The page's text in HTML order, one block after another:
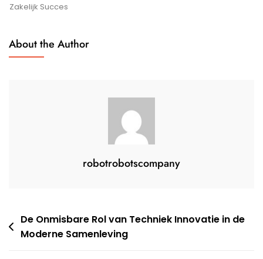
Zakelijk Succes
About the Author
robotrobotscompany
Bericht
navigatie
De Onmisbare Rol van Techniek Innovatie in de
Moderne Samenleving